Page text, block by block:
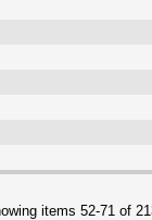
items 52-71 of